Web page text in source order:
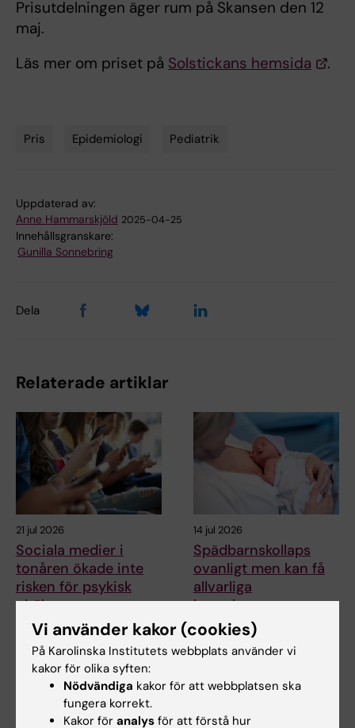
Prisutdelningen äger rum på Skansen den 12
maj.
Läs mer om priset på Solstickans hemsida .
Pris Epidemiologi Pediatrik
Uppdaterad av:
Anne Hammarskjöld 2025-04-25
Innehållsgranskare:
Gunilla Sonnebring
Dela
Relaterade artiklar
21 jul 2026
Sociala medier i
tonåren ökade inte
risken för psykisk
ohälsa
Tiden som tonåringar
kunde inte kopplas till…
14 jul 2026
Spädbarnskollaps
ovanligt men kan få
allvarliga
konsekvenser
Plötslig oväntad
spädbarnskollaps under den
första levnadsveckan är…
Vi använder kakor (cookies)
På Karolinska Institutets webbplats använder vi
kakor för olika syften:
Nödvändiga kakor för att webbplatsen ska
fungera korrekt.
Kakor för analys för att förstå hur